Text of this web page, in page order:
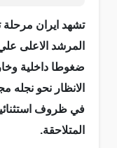
تشهد ايران مرحلة
المرشد الاعلى
ضغوطا داخلية
الانظار نحو نجله
في ظروف
المتلاحقة.